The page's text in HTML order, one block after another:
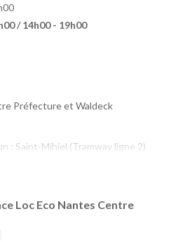
/ 14h00 - 19h00
Préfecture et Waldeck
: Saint-Mihiel (Tramway ligne 2)
Quai de Versaille
Loc Eco Nantes Centre